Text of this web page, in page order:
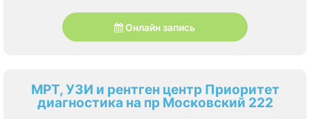
Онлайн запись
МРТ, УЗИ и рентген центр Приоритет
диагностика на пр Московский 222